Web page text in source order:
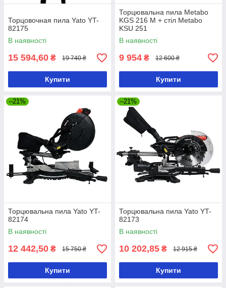
Торцовочная пила Yato YT-
82175
В наявності
15 594,60 ₴ 19 740 ₴
Купити
Торцювальна пила Metabo
KGS 216 M + стіл Metabo
KSU 251
В наявності
9 954 ₴ 12 600 ₴
Купити
–21%
Торцювальна пила Yato YT-
82174
В наявності
12 442,50 ₴ 15 750 ₴
Купити
–21%
Торцювальна пила Yato YT-
82173
В наявності
10 202,85 ₴ 12 915 ₴
Купити